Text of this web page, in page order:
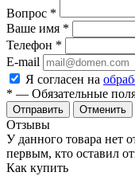
Вопрос *
Ваше имя *
Телефон *
E-mail
Я согласен на
* — Обязательные
Отменить
Отзывы
У данного товара нет
первым, кто оставил
Как купить